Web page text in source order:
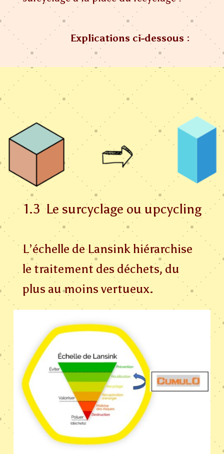
Explications ci-dessous :
1.3 Le surcyclage ou upcycling
L’échelle de Lansink hiérarchise
le traitement des déchets, du
plus au moins vertueux.